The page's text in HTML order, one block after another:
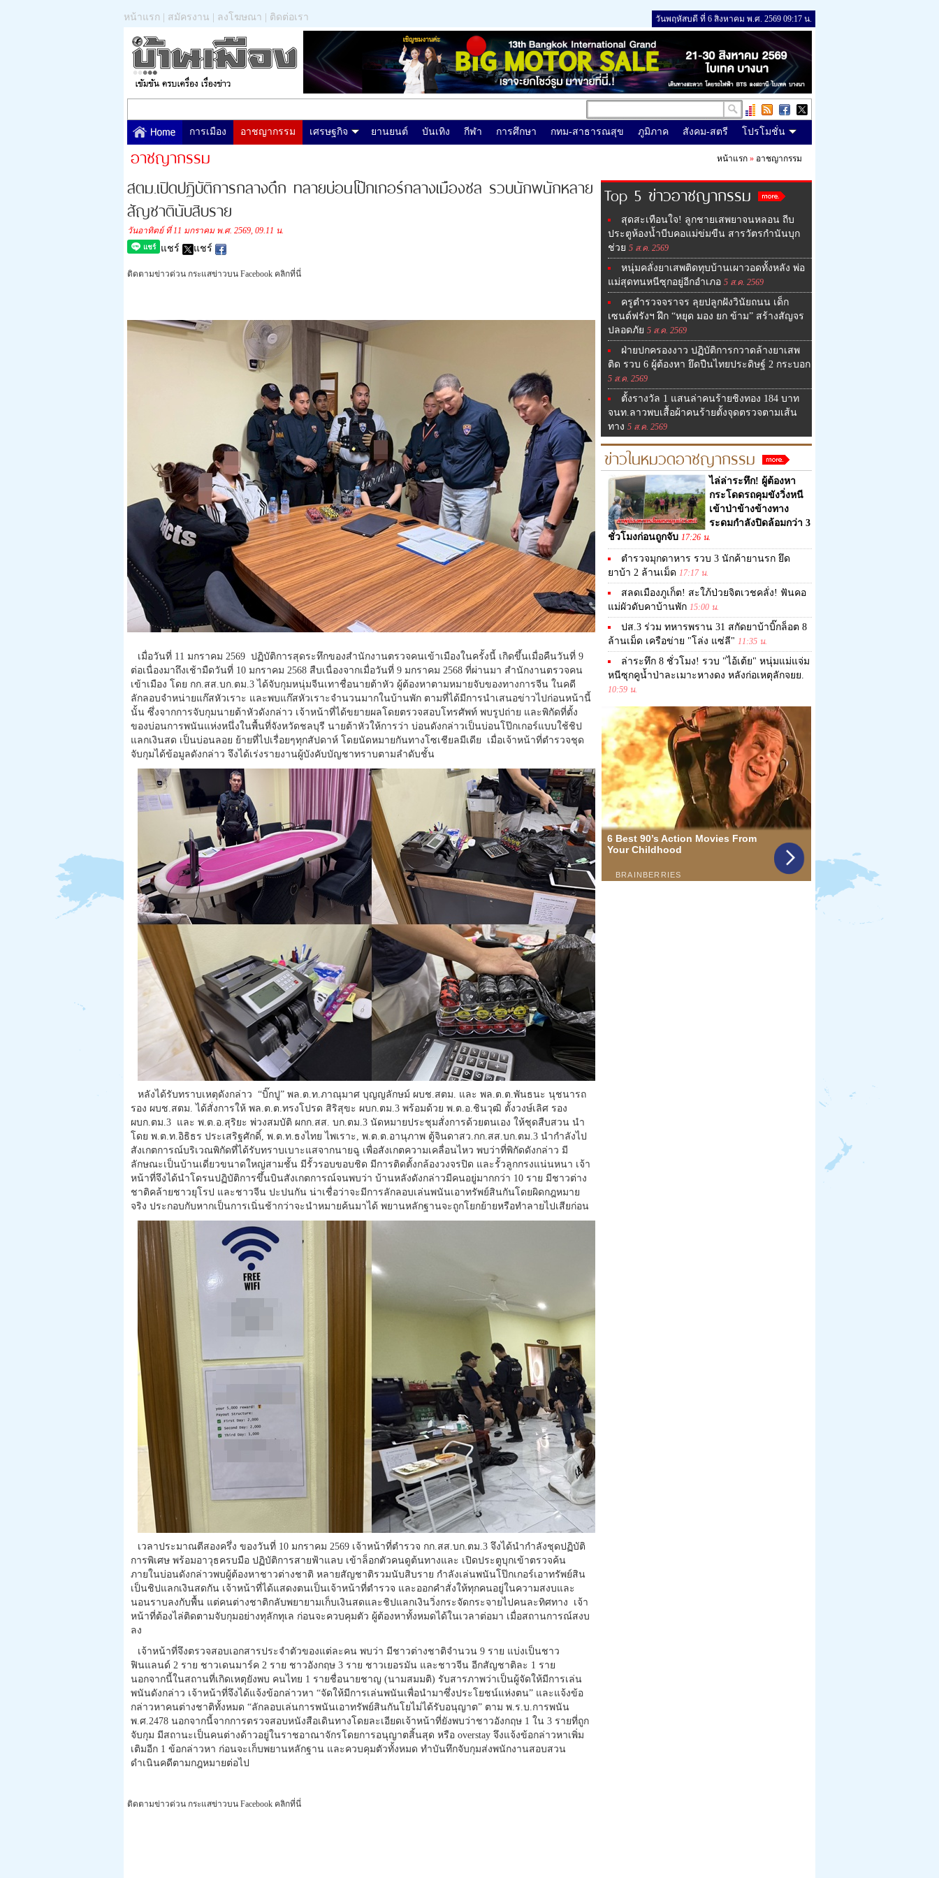
หน้าแรก สมัครงาน ลงโฆษณา ติดต่อเรา วันพฤหัสบดี ที่ 6 สิงหาคม พ.ศ. 2569 09:17 น.
การเมือง อาชญากรรม เศรษฐกิจ ยานยนต์ บันเทิง กีฬา การศึกษา กทม-สาธารณสุข ภูมิภาค สังคม-สตรี โปรโมชั่น
อาชญากรรม
สตม.เปิดปฏิบัติการกลางดึก ทลายบ่อนโป๊กเกอร์กลางเมืองชล รวบนักพนักหลาย
สัญชาตินับสิบราย
วันอาทิตย์ ที่ 11 มกราคม พ.ศ. 2569, 09.11 น.
แชร์ แชร์
ติดตามข่าวด่วน กระแสข่าวบน Facebook คลิกที่นี่
เมื่อวันที่ 11 มกราคม 2569 ปฏิบัติการสุดระทึกของสำนักงานตรวจคนเข้าเมืองในครั้งนี้ เกิดขึ้นเมื่อคืนวันที่ 9
ต่อเนื่องมาถึงเช้ามืดวันที่ 10 มกราคม 2568 สืบเนื่องจากเมื่อวันที่ 9 มกราคม 2568 ที่ผ่านมา สำนักงานตรวจคน
เข้าเมือง โดย กก.สส.บก.ตม.3 ได้จับกุมหนุ่มจีนเทาชื่อนายต้าหัว ผู้ต้องหาตามหมายจับของทางการจีน ในคดี
ลักลอบจำหน่ายแก๊สหัวเราะ และพบแก๊สหัวเราะจำนวนมากในบ้านพัก ตามที่ได้มีการนำเสนอข่าวไปก่อนหน้านี้
นั้น ซึ่งจากการจับกุมนายต้าหัวดังกล่าว เจ้าหน้าที่ได้ขยายผลโดยตรวจสอบโทรศัพท์ พบรูปถ่าย และพิกัดที่ตั้ง
ของบ่อนการพนันแห่งหนึ่งในพื้นที่จังหวัดชลบุรี นายต้าหัวให้การว่า บ่อนดังกล่าวเป็นบ่อนโป๊กเกอร์แบบใช้ชิป
แลกเงินสด เป็นบ่อนลอย ย้ายที่ไปเรื่อยๆทุกสัปดาห์ โดยนัดหมายกันทางโซเชียลมีเดีย เมื่อเจ้าหน้าที่ตำรวจชุด
จับกุมได้ข้อมูลดังกล่าว จึงได้เร่งรายงานผู้บังคับบัญชาทราบตามลำดับชั้น
หลังได้รับทราบเหตุดังกล่าว “บิ๊กปู” พล.ต.ท.ภาณุมาศ บุญญลักษม์ ผบช.สตม. และ พล.ต.ต.พันธนะ นุชนารถ
รอง ผบช.สตม. ได้สั่งการให้ พล.ต.ต.ทรงโปรด สิริสุขะ ผบก.ตม.3 พร้อมด้วย พ.ต.อ.ชินวุฒิ ตั้งวงษ์เลิศ รอง
ผบก.ตม.3 และ พ.ต.อ.สุริยะ พ่วงสมบัติ ผกก.สส. บก.ตม.3 นัดหมายประชุมสั่งการด้วยตนเอง ให้ชุดสืบสวน นำ
โดย พ.ต.ท.อิธิธร ประเสริฐศักดิ์, พ.ต.ท.ธงไทย ไพเราะ, พ.ต.ต.อานุภาพ ตู้จินดาสว.กก.สส.บก.ตม.3 นำกำลังไป
สังเกตการณ์บริเวณพิกัดที่ได้รับทราบเบาะแสจากนายฉู เพื่อสังเกตความเคลื่อนไหว พบว่าที่พิกัดดังกล่าว มี
ลักษณะเป็นบ้านเดี่ยวขนาดใหญ่สามชั้น มีรั้วรอบขอบชิด มีการติดตั้งกล้องวงจรปิด และรั้วลูกกรงแน่นหนา เจ้า
หน้าที่จึงได้นำโดรนปฏิบัติการขึ้นบินสังเกตการณ์จนพบว่า บ้านหลังดังกล่าวมีคนอยู่มากกว่า 10 ราย มีชาวต่าง
ชาติคล้ายชาวยุโรป และชาวจีน ปะปนกัน น่าเชื่อว่าจะมีการลักลอบเล่นพนันเอาทรัพย์สินกันโดยผิดกฎหมาย
จริง ประกอบกับหากเป็นการเนิ่นช้ากว่าจะนำหมายค้นมาได้ พยานหลักฐานจะถูกโยกย้ายหรือทำลายไปเสียก่อน
เวลาประมาณตีสองครึ่ง ของวันที่ 10 มกราคม 2569 เจ้าหน้าที่ตำรวจ กก.สส.บก.ตม.3 จึงได้นำกำลังชุดปฏิบัติ
การพิเศษ พร้อมอาวุธครบมือ ปฏิบัติการสายฟ้าแลบ เข้าล็อกตัวคนดูต้นทางและ เปิดประตูบุกเข้าตรวจค้น
ภายในบ่อนดังกล่าวพบผู้ต้องหาชาวต่างชาติ หลายสัญชาติรวมนับสิบราย กำลังเล่นพนันโป๊กเกอร์เอาทรัพย์สิน
เป็นชิปแลกเงินสดกัน เจ้าหน้าที่ได้แสดงตนเป็นเจ้าหน้าที่ตำรวจ และออกคำสั่งให้ทุกคนอยู่ในความสงบและ
นอนราบลงกับพื้น แต่คนต่างชาติกลับพยายามเก็บเงินสดและชิปแลกเงินวิ่งกระจัดกระจายไปคนละทิศทาง เจ้า
หน้าที่ต้องไล่ติดตามจับกุมอย่างทุลักทุเล ก่อนจะควบคุมตัว ผู้ต้องหาทั้งหมดได้ในเวลาต่อมา เมื่อสถานการณ์สงบ
ลง
เจ้าหน้าที่จึงตรวจสอบเอกสารประจำตัวของแต่ละคน พบว่า มีชาวต่างชาติจำนวน 9 ราย แบ่งเป็นชาว
ฟินแลนด์ 2 ราย ชาวเดนมาร์ค 2 ราย ชาวอังกฤษ 3 ราย ชาวเยอรมัน และชาวจีน อีกสัญชาติละ 1 ราย
นอกจากนี้ในสถานที่เกิดเหตุยังพบ คนไทย 1 รายชื่อนายชาญ (นามสมมติ) รับสารภาพว่าเป็นผู้จัดให้มีการเล่น
พนันดังกล่าว เจ้าหน้าที่จึงได้แจ้งข้อกล่าวหา “จัดให้มีการเล่นพนันเพื่อนำมาซึ่งประโยชน์แห่งตน” และแจ้งข้อ
กล่าวหาคนต่างชาติทั้งหมด “ลักลอบเล่นการพนันเอาทรัพย์สินกันโยไม่ได้รับอนุญาต” ตาม พ.ร.บ.การพนัน
พ.ศ.2478 นอกจากนี้จากการตรวจสอบหนังสือเดินทางโดยละเอียดเจ้าหน้าที่ยังพบว่าชาวอังกฤษ 1 ใน 3 รายที่ถูก
จับกุม มีสถานะเป็นคนต่างด้าวอยู่ในราชอาณาจักรโดยการอนุญาตสิ้นสุด หรือ overstay จึงแจ้งข้อกล่าวหาเพิ่ม
เติมอีก 1 ข้อกล่าวหา ก่อนจะเก็บพยานหลักฐาน และควบคุมตัวทั้งหมด ทำบันทึกจับกุมส่งพนักงานสอบสวน
ดำเนินคดีตามกฎหมายต่อไป
ติดตามข่าวด่วน กระแสข่าวบน Facebook คลิกที่นี่
หน้าแรก » อาชญากรรม
Top 5 ข่าวอาชญากรรม
สุดสะเทือนใจ! ลูกชายเสพยาจนหลอน ถีบ
ประตูห้องน้ำบีบคอแม่ข่มขืน สารวัตรกำนันบุก
ช่วย 5 ส.ค. 2569
หนุ่มคลั่งยาเสพติดทุบบ้านเผาวอดทั้งหลัง พ่อ
แม่สุดทนหนีซุกอยู่อีกอำเภอ 5 ส.ค. 2569
ครูตำรวจจราจร ลุยปลูกฝังวินัยถนน เด็ก
เซนต์ฟรังฯ ฝึก “หยุด มอง ยก ข้าม” สร้างสัญจร
ปลอดภัย 5 ส.ค. 2569
ฝ่ายปกครองงาว ปฏิบัติการกวาดล้างยาเสพ
ติด รวบ 6 ผู้ต้องหา ยึดปืนไทยประดิษฐ์ 2 กระบอก
5 ส.ค. 2569
ตั้งรางวัล 1 แสนล่าคนร้ายชิงทอง 184 บาท
จนท.ลาวพบเสื้อผ้าคนร้ายตั้งจุดตรวจตามเส้น
ทาง 5 ส.ค. 2569
ข่าวในหมวดอาชญากรรม
ไล่ล่าระทึก! ผู้ต้องหา
กระโดดรถคุมขังวิ่งหนี
เข้าป่าข้างข้างทาง
ระดมกำลังปิดล้อมกว่า 3
ชั่วโมงก่อนถูกจับ 17:26 น.
ตำรวจมุกดาหาร รวบ 3 นักค้ายานรก ยึด
ยาบ้า 2 ล้านเม็ด 17:17 น.
สลดเมืองภูเก็ต! สะใภ้ป่วยจิตเวชคลั่ง! ฟันคอ
แม่ผัวดับคาบ้านพัก 15:00 น.
ปส.3 ร่วม ทหารพราน 31 สกัดยาบ้าบิ๊กล็อต 8
ล้านเม็ด เครือข่าย "โล่ง แซ่ลี" 11:35 น.
ล่าระทึก 8 ชั่วโมง! รวบ "ไอ้เต้ย" หนุ่มแม่แจ่ม
หนีซุกคูน้ำป่าละเมาะหางดง หลังก่อเหตุลักจยย.
10:59 น.